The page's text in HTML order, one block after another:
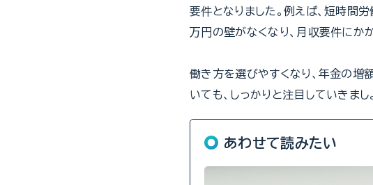
要件となりました。例えば、短時間
万円の壁がなくなり、月収要件にか
働き方を選びやすくなり、年金の増
いても、しっかりと注目していきまし
あわせて読みたい